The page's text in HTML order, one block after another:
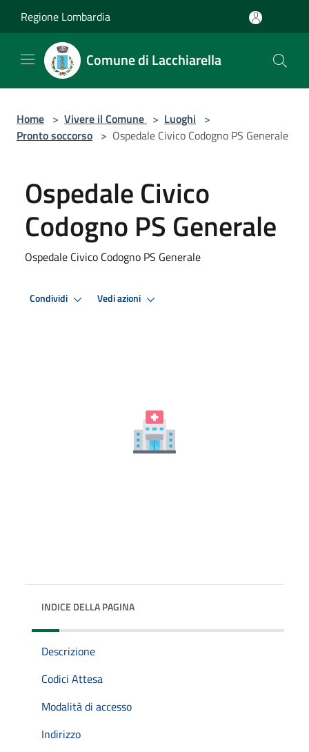
Regione Lombardia
Comune di Lacchiarella
Home > Vivere il Comune > Luoghi >
Pronto soccorso > Ospedale Civico Codogno PS Generale
Ospedale Civico
Codogno PS Generale
Ospedale Civico Codogno PS Generale
Condividi Vedi azioni
INDICE DELLA PAGINA
Descrizione
Codici Attesa
Modalità di accesso
Indirizzo